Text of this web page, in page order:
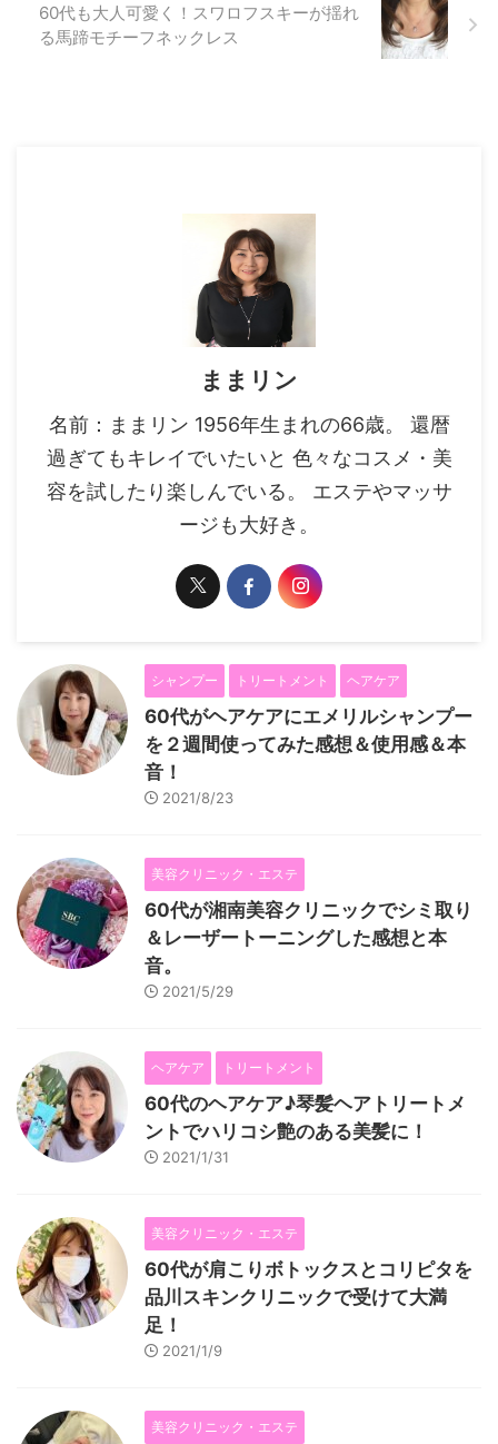
これ一 ...
60代も大人可愛く！スワロフスキーが揺れ
る馬蹄モチーフネックレス
ままリン
名前：ままリン 1956年生まれの66歳。 還暦
過ぎてもキレイでいたいと 色々なコスメ・美
容を試したり楽しんでいる。 エステやマッサ
ージも大好き。
シャンプー トリートメント ヘアケア
60代がヘアケアにエメリルシャンプー
を２週間使ってみた感想＆使用感＆本
音！
2021/8/23
美容クリニック・エステ
60代が湘南美容クリニックでシミ取り
＆レーザートーニングした感想と本
音。
2021/5/29
ヘアケア トリートメント
60代のヘアケア♪琴髪ヘアトリートメ
ントでハリコシ艶のある美髪に！
2021/1/31
美容クリニック・エステ
60代が肩こりボトックスとコリピタを
品川スキンクリニックで受けて大満
足！
2021/1/9
美容クリニック・エステ